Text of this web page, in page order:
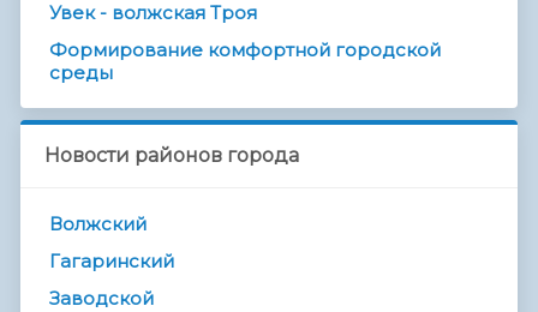
Увек - волжская Троя
Формирование комфортной городской
среды
Новости районов города
Волжский
Гагаринский
Заводской